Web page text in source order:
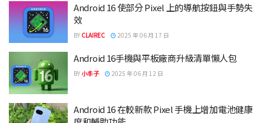
Android 16 使部分 Pixel 上的導航按鈕與手勢失
效
BY CLAIREC 2025 年 06 月 17 日
Android 16手機與平板廠商升級清單懶人包
BY小丰子 2025 年 06 月 12 日
Android 16 在較新款 Pixel 手機上增加電池健康